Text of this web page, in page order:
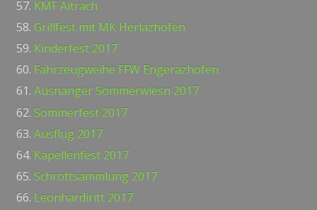
KMF Aitrach
Grillfest mit MK Herlazhofen
Kinderfest 2017
Fahrzeugweihe FFW Engerazhofen
Ausnanger Sommerwiesn 2017
Sommerfest 2017
Ausflug 2017
Kapellenfest 2017
Schrottsammlung 2017
Leonhardiritt 2017